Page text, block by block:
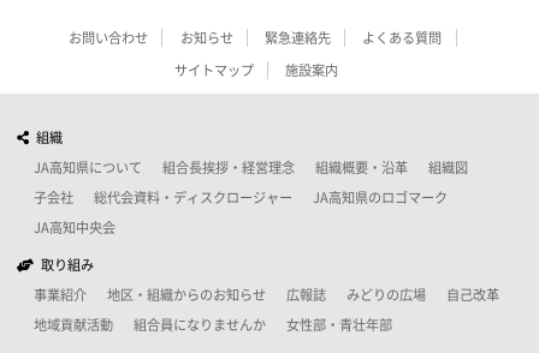
お問い合わせ お知らせ 緊急連絡先 よくある質問
サイトマップ 施設案内
組織
JA高知県について 組合長挨拶・経営理念 組織概要・沿革 組織図
子会社 総代会資料・ディスクロージャー JA高知県のロゴマーク
JA高知中央会
取り組み
事業紹介 地区・組織からのお知らせ 広報誌 みどりの広場 自己改革
地域貢献活動 組合員になりませんか 女性部・青壮年部